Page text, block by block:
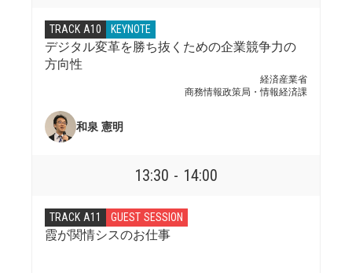
TRACK A10 KEYNOTE
デジタル変革を勝ち抜くための企業競争力の
方向性
経済産業省
商務情報政策局・情報経済課
和泉 憲明
13:30 - 14:00
TRACK A11 GUEST SESSION
霞が関情シスのお仕事